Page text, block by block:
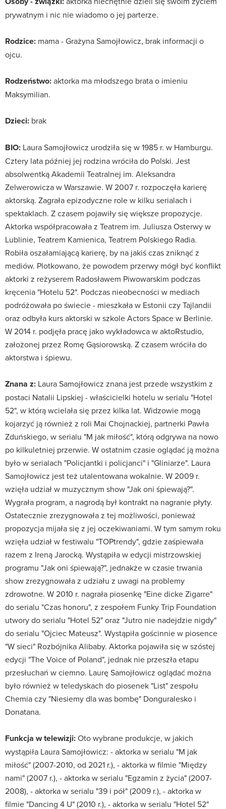
prywatnym i nic nie wiadomo o jej parterze.
Rodzice: mama - Grażyna Samojłowicz, brak informacji o
ojcu.
Rodzeństwo:aktorka ma młodszego brata o imieniu
Maksymilian.
Dzieci: brak
BIO: Laura Samojłowicz urodziła się w 1985 r. w Hamburgu.
Cztery lata później jej rodzina wróciła do Polski. Jest
absolwentką Akademii Teatralnej im. Aleksandra
Zelwerowicza w Warszawie. W 2007 r. rozpoczęła karierę
aktorską. Zagrała epizodyczne role w kilku serialach i
spektaklach. Z czasem pojawiły się większe propozycje.
Aktorka współpracowała z Teatrem im. Juliusza Osterwy w
Lublinie, Teatrem Kamienica, Teatrem Polskiego Radia.
Robiła oszałamiającą karierę, by na jakiś czas zniknąć z
mediów. Plotkowano, że powodem przerwy mógł być konflikt
aktorki z reżyserem Radosławem Piwowarskim podczas
kręcenia "Hotelu 52". Podczas nieobecności w mediach
podróżowała po świecie - mieszkała w Estonii czy Tajlandii
oraz odbyła kurs aktorski w szkole Actors Space w Berlinie.
W 2014 r. podjęła pracę jako wykładowca w aktoRstudio,
założonej przez Romę Gąsiorowską. Z czasem wróciła do
aktorstwa i śpiewu.
Znana z: Laura Samojłowicz znana jest przede wszystkim z
postaci Natalii Lipskiej - właścicielki hotelu w serialu "Hotel
52", w którą wcielała się przez kilka lat. Widzowie mogą
kojarzyć ją również z roli Mai Chojnackiej, partnerki Pawła
Zduńskiego, w serialu "M jak miłość", którą odgrywa na nowo
po kilkuletniej przerwie. W ostatnim czasie oglądać ją można
było w serialach "Policjantki i policjanci" i "Gliniarze". Laura
Samojłowicz jest też utalentowana wokalnie. W 2009 r.
wzięła udział w muzycznym show "Jak oni śpiewają?".
Wygrała program, a nagrodą był kontrakt na nagranie płyty.
Ostatecznie zrezygnowała z tej możliwości, ponieważ
propozycja mijała się z jej oczekiwaniami. W tym samym roku
wzięła udział w festiwalu "TOPtrendy", gdzie zaśpiewała
razem z Ireną Jarocką. Wystąpiła w edycji mistrzowskiej
programu "Jak oni śpiewają?", jednakże w czasie trwania
show zrezygnowała z udziału z uwagi na problemy
zdrowotne. W 2010 r. nagrała piosenkę "Eine dicke Zigarre"
do serialu "Czas honoru", z zespołem Funky Trip Foundation
utwory do serialu "Hotel 52" oraz "Jutro nie nadejdzie nigdy"
do serialu "Ojciec Mateusz". Wystąpiła gościnnie w piosence
"W sieci" Rozbójnika Alibaby. Aktorka pojawiła się w szóstej
edycji "The Voice of Poland", jednak nie przeszła etapu
przesłuchań w ciemno. Laurę Samojłowicz oglądać można
było również w teledyskach do piosenek "List" zespołu
Chemia czy "Niesiemy dla was bombę" Donguralesko i
Donatana.
Funkcja w telewizji:Oto wybrane produkcje, w jakich
wystąpiła Laura Samojłowicz: - aktorka w serialu "M jak
miłość" (2007-2010, od 2021 r.), - aktorka w filmie "Między
nami" (2007 r.), - aktorka w serialu "Egzamin z życia" (2007-
2008), - aktorka w serialu "39 i pół" (2009 r.), - aktorka w
filmie "Dancing 4 U" (2010 r.), - aktorka w serialu "Hotel 52"